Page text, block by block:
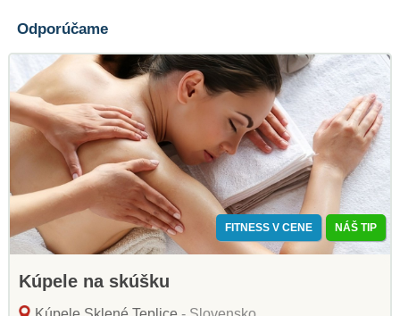
Odporúčame
FITNESS V CENE NÁŠ TIP
Kúpele na skúšku